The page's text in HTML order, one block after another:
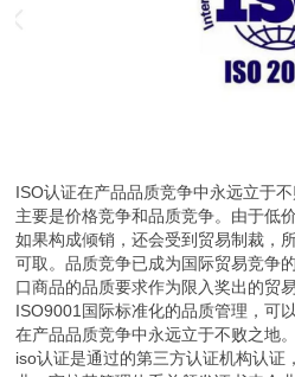
ISO认证在产品品质竞争中永远立于
主要是价格竞争和品质竞争。由于低
如果构成倾销，还会受到贸易制裁，
可取。品质竞争已成为国际贸易竞争
口商品的品质要求作为限入奖出的贸
ISO9001国际标准化的品质管理，可
在产品品质竞争中永远立于不败之地。
iso认证是通过的第三方认证机构认证